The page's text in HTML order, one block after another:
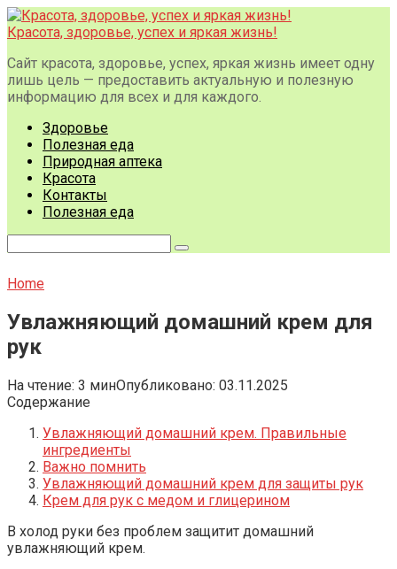
Перейти
к
Красота, здоровье, успех и яркая жизнь!
Сайт красота, здоровье, успех, яркая жизнь имеет одну
лишь цель — предоставить актуальную и полезную
информацию для всех и для каждого.
Здоровье
Полезная еда
Природная аптека
Красота
Контакты
Полезная еда
Home
Увлажняющий домашний крем для
рук
На чтение: 3 минОпубликовано: 03.11.2025
Содержание
Увлажняющий домашний крем. Правильные
ингредиенты
Важно помнить
Увлажняющий домашний крем для защиты рук
Крем для рук с медом и глицерином
В холод руки без проблем защитит домашний
увлажняющий крем.